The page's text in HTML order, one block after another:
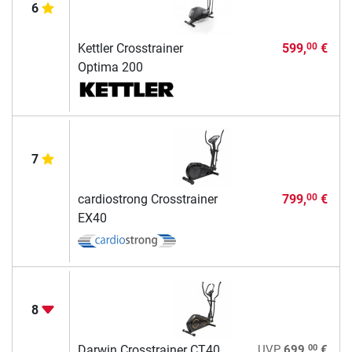
6
Kettler Crosstrainer
Optima 200
599,00€
7
cardiostrong Crosstrainer
EX40
799,00€
8
00